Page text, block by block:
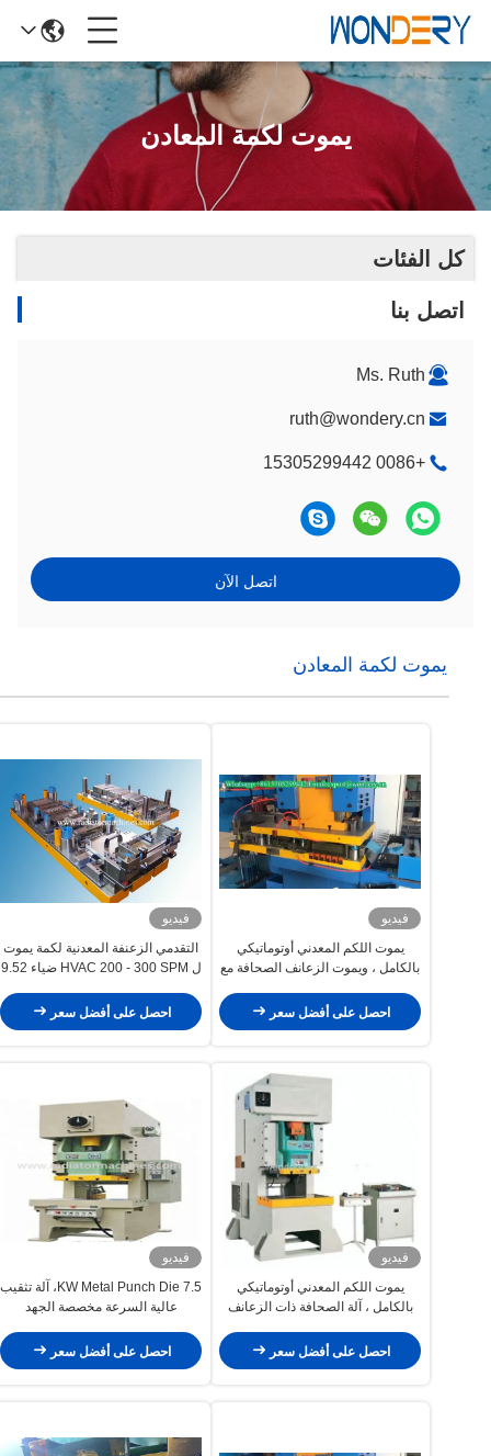
يموت لكمة المعادن
كل الفئات
اتصل بنا
Ms. Ruth
ruth@wondery.cn
+0086 15305299442
اتصل الآن
يموت لكمة المعادن
فيديو
يموت اللكم المعدني أوتوماتيكي
بالكامل ، ويموت الزعانف الصحافة مع
احصل على أفضل سعر
فيديو
التقدمي الزعنفة المعدنية لكمة يموت
ل HVAC 200 - 300 SPM ضياء 9.52
احصل على أفضل سعر
فيديو
يموت اللكم المعدني أوتوماتيكي
بالكامل ، آلة الصحافة ذات الزعانف
الضجيج
احصل على أفضل سعر
فيديو
7.5 KW Metal Punch Die، آلة تثقيب
عالية السرعة مخصصة الجهد
احصل على أفضل سعر